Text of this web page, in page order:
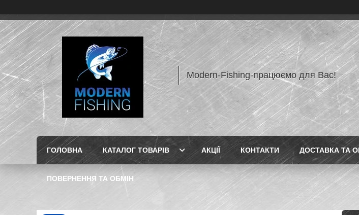
Modern-Fishing-працюємо для Вас!
ГОЛОВНА КАТАЛОГ ТОВАРІВ АКЦІЇ КОНТАКТИ ДОСТАВКА ТА
ПОВЕРНЕННЯ ТА ОБМІН